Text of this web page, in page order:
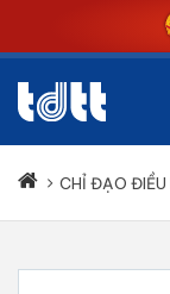
CHỈ ĐẠO ĐIỀU